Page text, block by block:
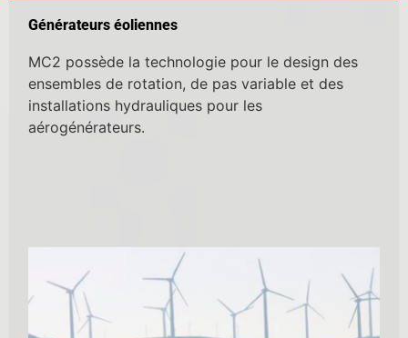
Générateurs éoliennes​
MC2 possède la technologie pour le design des
ensembles de rotation, de pas variable et des
installations hydrauliques pour les
aérogénérateurs.